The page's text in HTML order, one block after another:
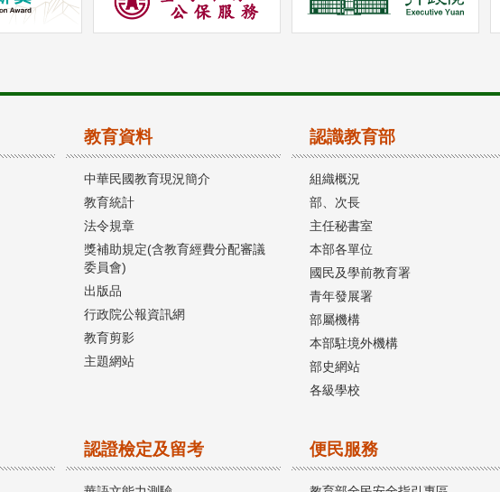
教育資料
中華民國教育現況簡介
教育統計
法令規章
獎補助規定(含教育經費分配審議
委員會)
出版品
行政院公報資訊網
教育剪影
主題網站
認識教育部
組織概況
部、次長
主任秘書室
本部各單位
國民及學前教育署
青年發展署
部屬機構
本部駐境外機構
部史網站
各級學校
認證檢定及留考 便民服務